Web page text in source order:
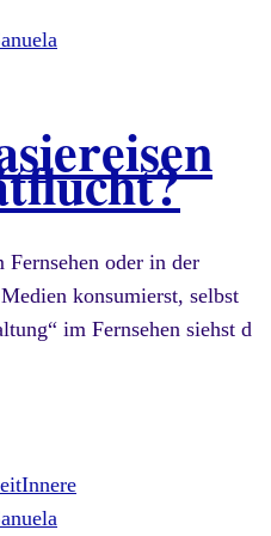
oder in der
konsumierst, selbst
im Fernsehen siehst d
Innere